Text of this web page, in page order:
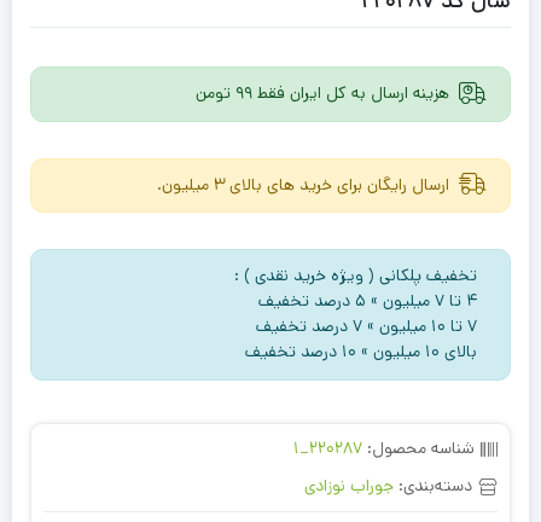
هزینه ارسال به کل ایران فقط 99 تومن
ارسال رایگان برای خرید های بالای 3 میلیون.
تخفیف پلکانی ( ویژه خرید نقدی ) :
۴ تا ۷ میلیون » ۵ درصد تخفیف
۷ تا ۱۰ میلیون » ۷ درصد تخفیف
بالای ۱۰ میلیون » ۱۰ درصد تخفیف
شناسه محصول: 220287_1
دسته‌بندی: جوراب نوزادی